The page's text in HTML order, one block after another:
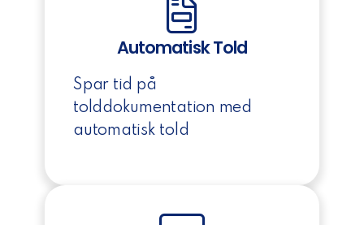
Automatisk Told
Spar tid på
tolddokumentation med
automatisk told